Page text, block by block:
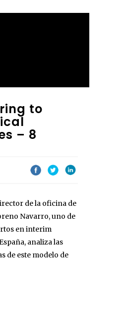
to
– 8
de la oficina de
Navarro, uno de
en interim
analiza las
de este modelo de